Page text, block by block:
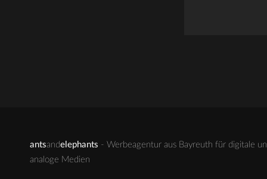
antsandelephants - Werbeagentur aus Bayreuth für digitale
analoge Medien